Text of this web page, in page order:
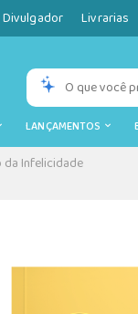
Divulgador Livrarias
LANÇAMENTOS
da Infelicidade